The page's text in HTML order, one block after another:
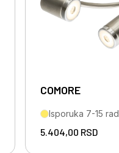
COMORE
Isporuka 7-15
5.404,00 RSD